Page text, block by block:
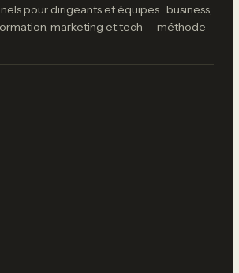
pour dirigeants et équipes : business,
marketing et tech — méthode